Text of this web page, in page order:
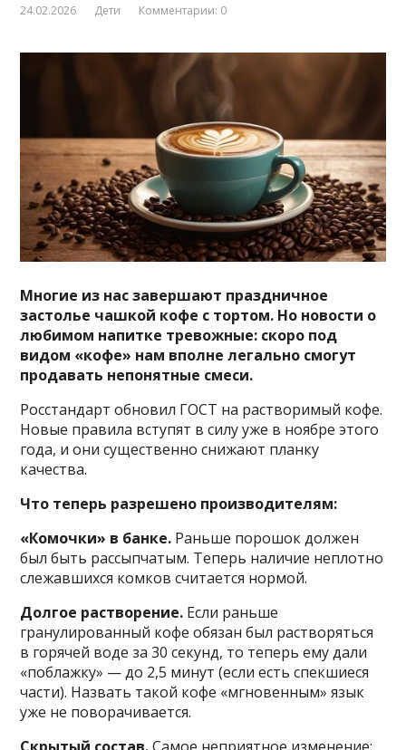
24.02.2026 Дети Комментарии: 0
Многие из нас завершают праздничное
застолье чашкой кофе с тортом. Но новости о
любимом напитке тревожные: скоро под
видом «кофе» нам вполне легально смогут
продавать непонятные смеси.
Росстандарт обновил ГОСТ на растворимый кофе.
Новые правила вступят в силу уже в ноябре этого
года, и они существенно снижают планку
качества.
Что теперь разрешено производителям:
«Комочки» в банке. Раньше порошок должен
был быть рассыпчатым. Теперь наличие неплотно
слежавшихся комков считается нормой.
Долгое растворение. Если раньше
гранулированный кофе обязан был растворяться
в горячей воде за 30 секунд, то теперь ему дали
«поблажку» — до 2,5 минут (если есть спекшиеся
части). Назвать такой кофе «мгновенным» язык
уже не поворачивается.